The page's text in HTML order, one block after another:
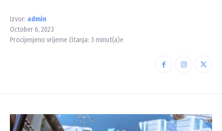
Izvor: admin
October 6, 2023
Procijenjeno vrijeme čitanja: 3 minut(a)e